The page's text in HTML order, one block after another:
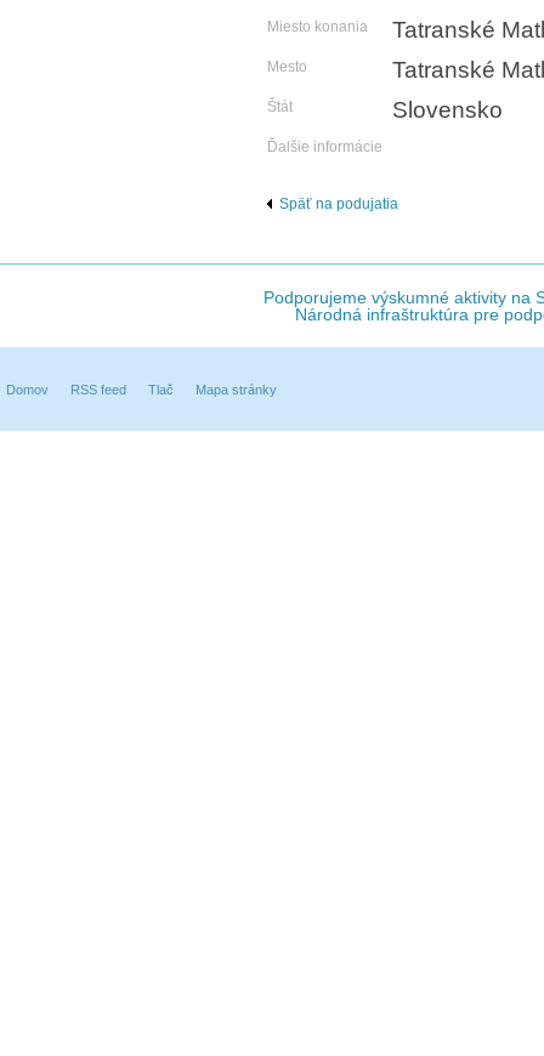
Miesto konania Tatranské
Mesto Tatranské
Štát Slovensko
Ďalšie informácie
Späť na podujatia
Podporujeme výskumné aktivity na
Národná infraštruktúra pre
Domov RSS feed Tlač Mapa stránky